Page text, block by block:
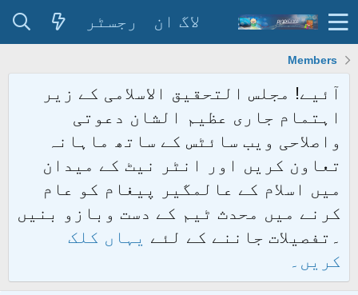
لاگ ان رجسٹر
Members
آئیے! مجلس التحقیق الاسلامی کے زیر
اہتمام جاری عظیم الشان دعوتی
واصلاحی ویب سائٹس کے ساتھ ماہانہ
تعاون کریں اور انٹر نیٹ کے میدان
میں اسلام کے عالمگیر پیغام کو عام
کرنے میں محدث ٹیم کے دست وبازو بنیں
۔تفصیلات جاننے کے لئے یہاں کلک
کریں۔